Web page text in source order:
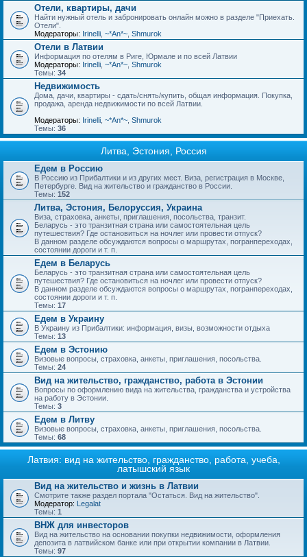
Отели, квартиры, дачи
Найти нужный отель и забронировать онлайн можно в разделе "Приехать.
Отели".
Модераторы: Irinelli ~*An*~ Shmurok
Отели в Латвии
Информация по отелям в Риге, Юрмале и по всей Латвии
Модераторы: Irinelli ~*An*~ Shmurok
Темы: 34
Недвижимость
Дома, дачи, квартиры - сдать/снять/купить, общая информация. Покупка,
продажа, аренда недвижимости по всей Латвии.
Модераторы: Irinelli ~*An*~ Shmurok
Темы: 36
Литва, Эстония, Россия
Едем в Россию
В Россию из Прибалтики и из других мест. Виза, регистрация в Москве,
Петербурге. Вид на жительство и гражданство в России.
Темы: 152
Литва, Эстония, Белоруссия, Украина
Виза, страховка, анкеты, приглашения, посольства, транзит.
Беларусь - это транзитная страна или самостоятельная цель
путешествия? Где остановиться на ночлег или провести отпуск?
В данном разделе обсуждаются вопросы о маршрутах, погранпереходах,
состоянии дороги и т. п.
Едем в Беларусь
Беларусь - это транзитная страна или самостоятельная цель
путешествия? Где остановиться на ночлег или провести отпуск?
В данном разделе обсуждаются вопросы о маршрутах, погранпереходах,
состоянии дороги и т. п.
Темы: 17
Едем в Украину
В Украину из Прибалтики: информация, визы, возможности отдыха
Темы: 13
Едем в Эстонию
Визовые вопросы, страховка, анкеты, приглашения, посольства.
Темы: 24
Вид на жительство, гражданство, работа в Эстонии
Вопросы по оформлению вида на жительства, гражданства и устройства
на работу в Эстонии.
Темы: 3
Едем в Литву
Визовые вопросы, страховка, анкеты, приглашения, посольства.
Темы: 68
Латвия: вид на жительство, гражданство, работа, учеба,
латышский язык
Вид на жительство и жизнь в Латвии
Смотрите также раздел портала "Остаться. Вид на жительство".
Модератор:
Legalat
Темы: 1
ВНЖ для инвесторов
Вид на жительство на основании покупки недвижимости, оформления
депозита в латвийском банке или при открытии компании в Латвии.
Темы: 97